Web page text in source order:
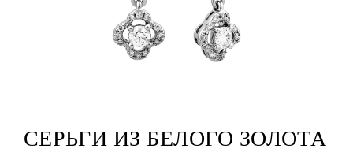
СЕРЬГИ ИЗ БЕЛОГО ЗОЛОТА